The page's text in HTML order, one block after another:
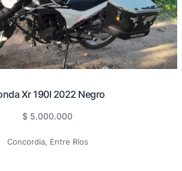
Xr 190l 2022 Negro
$ 5.000.000
Concordia, Entre Ríos